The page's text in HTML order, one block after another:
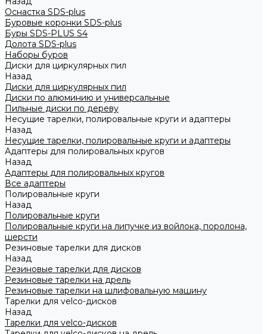
Оснастка SDS-plus
Буровые коронки SDS-plus
Буры SDS-PLUS S4
Долота SDS-plus
Наборы буров
Диски для циркулярных пил
Назад
Диски для циркулярных пил
Диски по алюминию и универсальные
Пильные диски по дереву
Несущие тарелки, полировальные круги и адаптеры
Назад
Несущие тарелки, полировальные круги и адаптеры
Адаптеры для полировальных кругов
Назад
Адаптеры для полировальных кругов
Все адаптеры
Полировальные круги
Назад
Полировальные круги
Полировальные круги на липучке из войлока, поролона,
шерсти
Резиновые тарелки для дисков
Назад
Резиновые тарелки для дисков
Резиновые тарелки на дрель
Резиновые тарелки на шлифовальную машину
Тарелки для velco-дисков
Назад
Тарелки для velco-дисков